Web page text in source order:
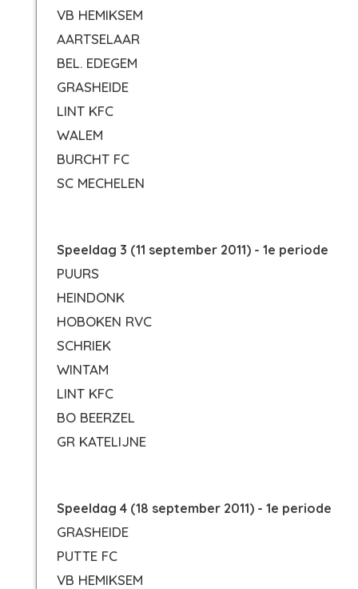
VB HEMIKSEM
AARTSELAAR
BEL. EDEGEM
GRASHEIDE
LINT KFC
WALEM
BURCHT FC
SC MECHELEN
Speeldag 3 (11 september 2011) - 1e periode
PUURS
HEINDONK
HOBOKEN RVC
SCHRIEK
WINTAM
LINT KFC
BO BEERZEL
GR KATELIJNE
Speeldag 4 (18 september 2011) - 1e periode
GRASHEIDE
PUTTE FC
VB HEMIKSEM